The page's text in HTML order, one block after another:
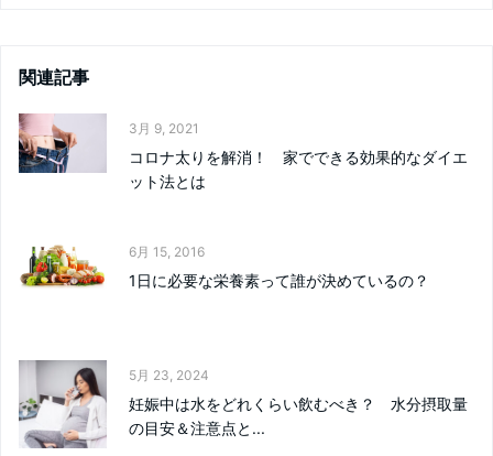
関連記事
3月 9, 2021
コロナ太りを解消！ 家でできる効果的なダイエ
ット法とは
6月 15, 2016
1日に必要な栄養素って誰が決めているの？
5月 23, 2024
妊娠中は水をどれくらい飲むべき？ 水分摂取量
の目安＆注意点と...